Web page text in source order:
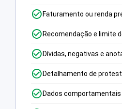
Faturamento ou renda
Recomendação e limite
Dívidas, negativas e
Detalhamento de
Dados comportamentais